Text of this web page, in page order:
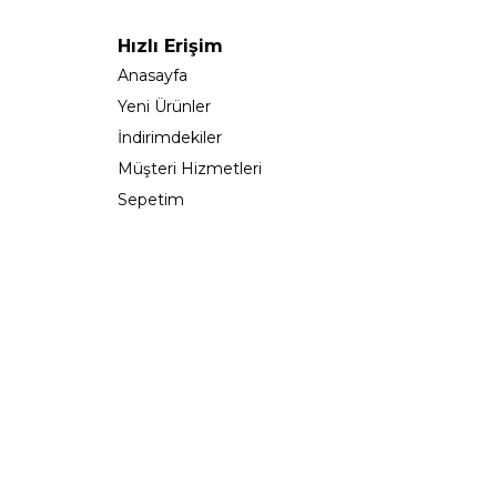
Hızlı Erişim
Anasayfa
Yeni Ürünler
İndirimdekiler
Müşteri Hizmetleri
Sepetim